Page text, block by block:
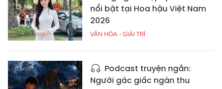
nổi bật tại Hoa hậu Việt Nam
2026
VĂN HÓA - GIẢI TRÍ
Podcast truyện ngắn:
Người gác giấc ngàn thu